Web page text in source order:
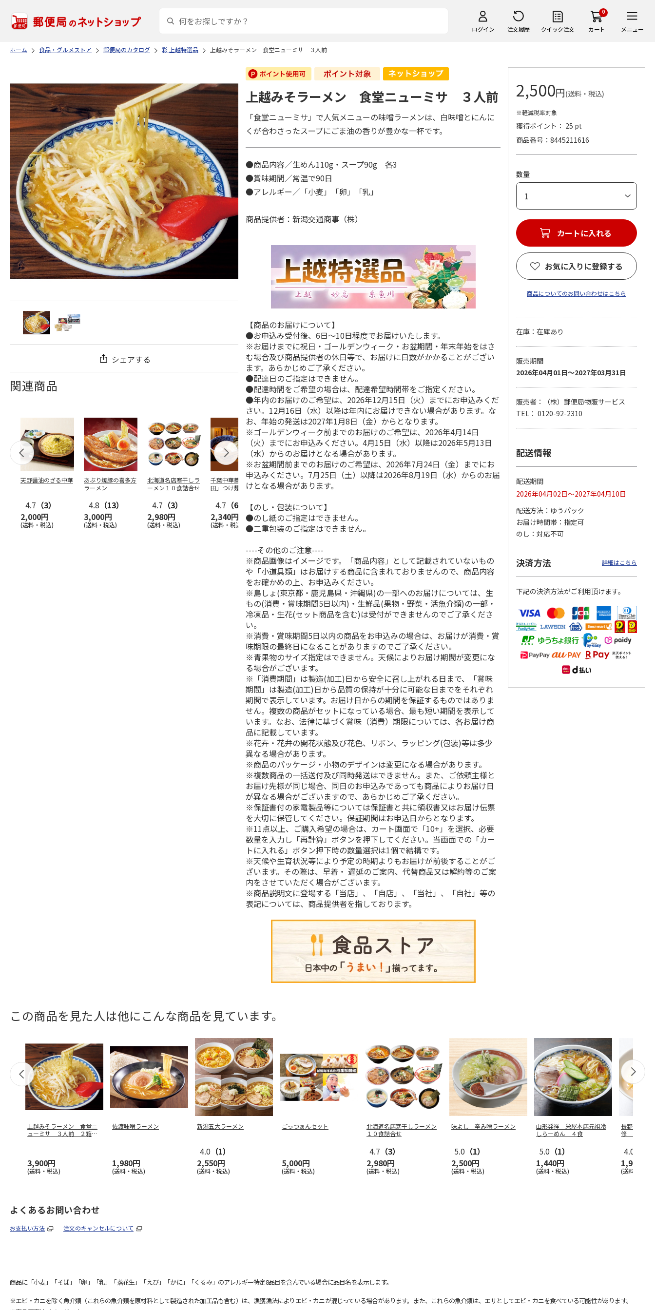
ログイン 注文履歴 クイック注文
0
カート メニュー
ホーム 食品・グルメストア 郵便局のカタログ 彩 上越特選品 上越みそラーメン 食堂ニューミサ ３人前
シェアする
関連商品
天野醤油のざる中華
4.7 （3）
2,000円
(送料・税込)
あぶり焼豚の喜多方
ラーメン
4.8 （13）
3,000円
(送料・税込)
北海道名店寒干しラ
ーメン１０食詰合せ
4.7 （3）
2,980円
(送料・税込)
千葉中華蕎麦「とみ
田」つけ麺４食
4.7 （6）
2,340円
(送料・税込)
＜ご自宅用＞喜多方
ラーメン味三昧温冷
5.0（1）
2,450円
(送料・税込)
山形発祥 栄屋本店
1,440円
(送料・税込)
北海道名店の味ラー
＜お中元＞喜多方ラ
札幌西山ラーメン
4.7
（3）
1,950円
(送料・税込)
食
上越みそラーメン 食堂ニューミサ ３人前
「食堂ニューミサ」で人気メニューの味噌ラーメンは、白味噌とにんに
くが合わさったスープにごま油の香りが豊かな一杯です。
●商品内容／生めん110g・スープ90g 各3
●賞味期間／常温で90日
●アレルギー／「小麦」「卵」「乳」
商品提供者：新潟交通商事（株）
【商品のお届けについて】
●お申込み受付後、6日～10日程度でお届けいたします。
※お届けまでに祝日・ゴールデンウィーク・お盆期間・年末年始をはさ
む場合及び商品提供者の休日等で、お届けに日数がかかることがござい
ます。あらかじめご了承ください。
●配達日のご指定はできません。
●配達時間をご希望の場合は、配達希望時間帯をご指定ください。
●年内のお届けのご希望は、2026年12月15日（火）までにお申込みくだ
さい。12月16日（水）以降は年内にお届けできない場合があります。な
お、年始の発送は2027年1月8日（金）からとなります。
※ゴールデンウィーク前までのお届けのご希望は、2026年4月14日
（火）までにお申込みください。4月15日（水）以降は2026年5月13日
（水）からのお届けとなる場合があります。
※お盆期間前までのお届けのご希望は、2026年7月24日（金）までにお
申込みください。7月25日（土）以降は2026年8月19日（水）からのお届
けとなる場合があります。
【のし・包装について】
●のし紙のご指定はできません。
●二重包装のご指定はできません。
----その他のご注意----
※商品画像はイメージです。「商品内容」として記載されていないもの
や「小道具類」はお届けする商品に含まれておりませんので、商品内容
をお確かめの上、お申込みください。
※島しょ(東京都・鹿児島県・沖縄県)の一部へのお届けについては、生
もの(消費・賞味期間5日以内)・生鮮品(果物・野菜・活魚介類)の一部・
冷凍品・生花(セット商品を含む)は受付ができませんのでご了承くださ
い。
※消費・賞味期間5日以内の商品をお申込みの場合は、お届けが消費・賞
味期限の最終日になることがありますのでご了承ください。
※青果物のサイズ指定はできません。天候によりお届け期間が変更にな
る場合がございます。
※「消費期間」は製造(加工)日から安全に召し上がれる日まで、「賞味
期間」は製造(加工)日から品質の保持が十分に可能な日までをそれぞれ
期間で表示しています。お届け日からの期間を保証するものではありま
せん。複数の商品がセットになっている場合、最も短い期間を表示して
います。なお、法律に基づく賞味（消費）期限については、各お届け商
品に記載しています。
※花卉・花弁の開花状態及び花色、リボン、ラッピング(包装)等は多少
異なる場合があります。
※商品のパッケージ・小物のデザインは変更になる場合があります。
※複数商品の一括送付及び同時発送はできません。また、ご依頼主様と
お届け先様が同じ場合、同日のお申込みであっても商品によりお届け日
が異なる場合がございますので、あらかじめご了承ください。
※保証書付の家電製品等については保証書と共に領収書又はお届け伝票
を大切に保管してください。保証期間はお申込日からとなります。
※11点以上、ご購入希望の場合は、カート画面で「10+」を選択、必要
数量を入力し「再計算」ボタンを押下してください。当画面での「カー
トに入れる」ボタン押下時の数量選択は1個で結構です。
※天候や生育状況等により予定の時期よりもお届けが前後することがご
ざいます。その際は、早着・ 遅延のご案内、代替商品又は解約等のご案
内をさせていただく場合がございます。
※商品説明文に登場する「当店」、「自店」、「当社」、「自社」等の
表記については、商品提供者を指しております。
2,500円(送料・税込)
※軽減税率対象
獲得ポイント： 25 pt
商品番号
8445211616
数量
カートに入れる
お気に入りに登録する
商品についてのお問い合わせはこちら
在庫：在庫あり
販売期間
2026年04月01日～2027年03月31日
販売者：（株）郵便局物販サービス
TEL： 0120-92-2310
配送情報
配送期間
2026年04月02日～2027年04月10日
配送方法
ゆうパック
お届け時間帯
指定可
のし
対応不可
決済方法 詳細はこちら
下記の決済方法がご利用頂けます。
この商品を見た人は他にこんな商品を見ています。
上越みそラーメン 食堂ニ
ューミサ ３人前 ２箱セ
3,900円
(送料・税込)
佐渡味噌ラーメン
1,980円
(送料・税込)
新潟五大ラーメン
4.0 （1）
2,550円
(送料・税込)
ごっつぁんセット
5,000円
(送料・税込)
北海道名店寒干しラーメン
１０食詰合せ
4.7 （3）
2,980円
(送料・税込)
味よし 辛み噌ラーメン
5.0 （1）
2,500円
(送料・税込)
山形発祥 栄屋本店元祖冷
しらーめん ４食
5.0 （1）
1,440円
(送料・税込)
長野みんな
修 テンホ
4.0
1,980円
(送料・税込)
よくあるお問い合わせ
お支払い方法 注文のキャンセルについて
商品に「小麦」「そば」「卵」「乳」「落花生」「えび」「かに」「くるみ」のアレルギー特定8品目を含んでいる場合に品目名を表示します。
※エビ・カニを除く魚介類（これらの魚介類を原材料として製造された加工品も含む）は、漁獲漁法によりエビ・カニが混じっている場合があります。また、これらの魚介類は、エサとしてエビ・カニを食べている可能性があります。